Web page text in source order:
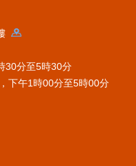
30分至5時30分
下午1時00分至5時00分